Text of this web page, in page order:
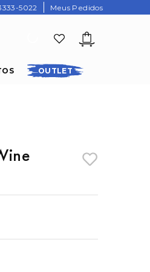
5022 Meus Pedidos
OUTLET